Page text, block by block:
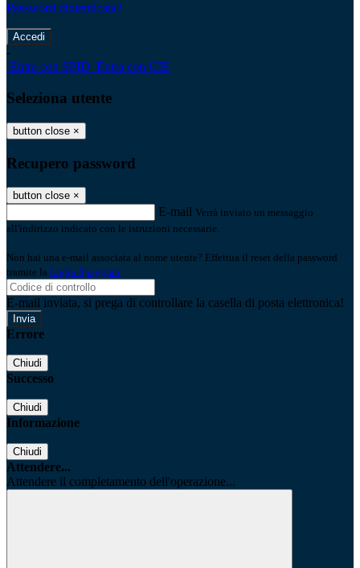
Password dimenticata?
-
Entra con SPID Entra con CIE
Seleziona utente
button close ×
Recupero password
button close ×
E-mail Verrà inviato un messaggio
all'indirizzo indicato con le istruzioni necessarie.
Non hai una e-mail associata al nome utente? Effettua il reset della password
tramite la Login Spaggiari
E-mail inviata, si prega di controllare la casella di posta elettronica!
Errore
Chiudi
Successo
Chiudi
Informazione
Chiudi
Attendere...
Attendere il completamento dell'operazione...